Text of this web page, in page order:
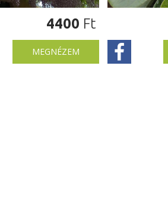
4400 Ft
MEGNÉZEM